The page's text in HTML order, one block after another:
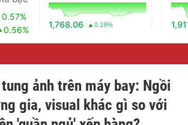
0.57%
0.56%
1,768.06 0.19%
ảnh trên máy bay: Ngồi
gia, visual khác gì so với